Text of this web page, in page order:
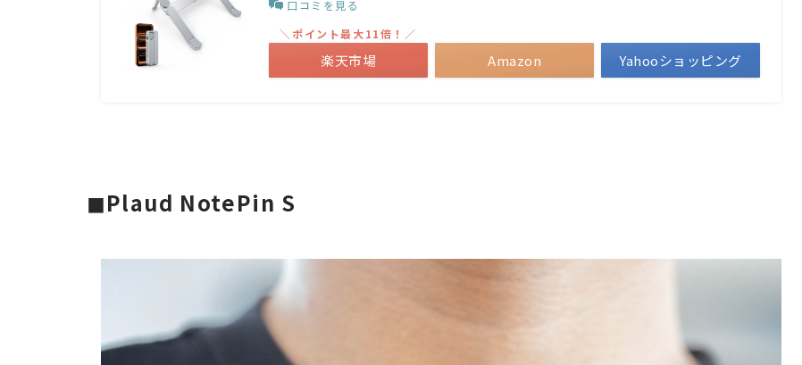
口コミを見る
Amazon
＼ポイント最大11倍！／
楽天市場 Yahooショッピング
◼︎Plaud NotePin S